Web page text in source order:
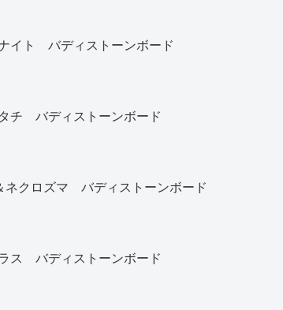
イト バディストーンボード
チ バディストーンボード
ネクロズマ バディストーンボード
ス バディストーンボード